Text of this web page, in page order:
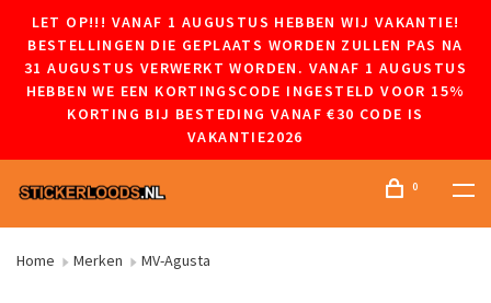
LET OP!!! VANAF 1 AUGUSTUS HEBBEN WIJ VAKANTIE!
BESTELLINGEN DIE GEPLAATS WORDEN ZULLEN PAS NA
31 AUGUSTUS VERWERKT WORDEN. VANAF 1 AUGUSTUS
HEBBEN WE EEN KORTINGSCODE INGESTELD VOOR 15%
KORTING BIJ BESTEDING VANAF €30 CODE IS
VAKANTIE2026
0
Home Merken MV-Agusta